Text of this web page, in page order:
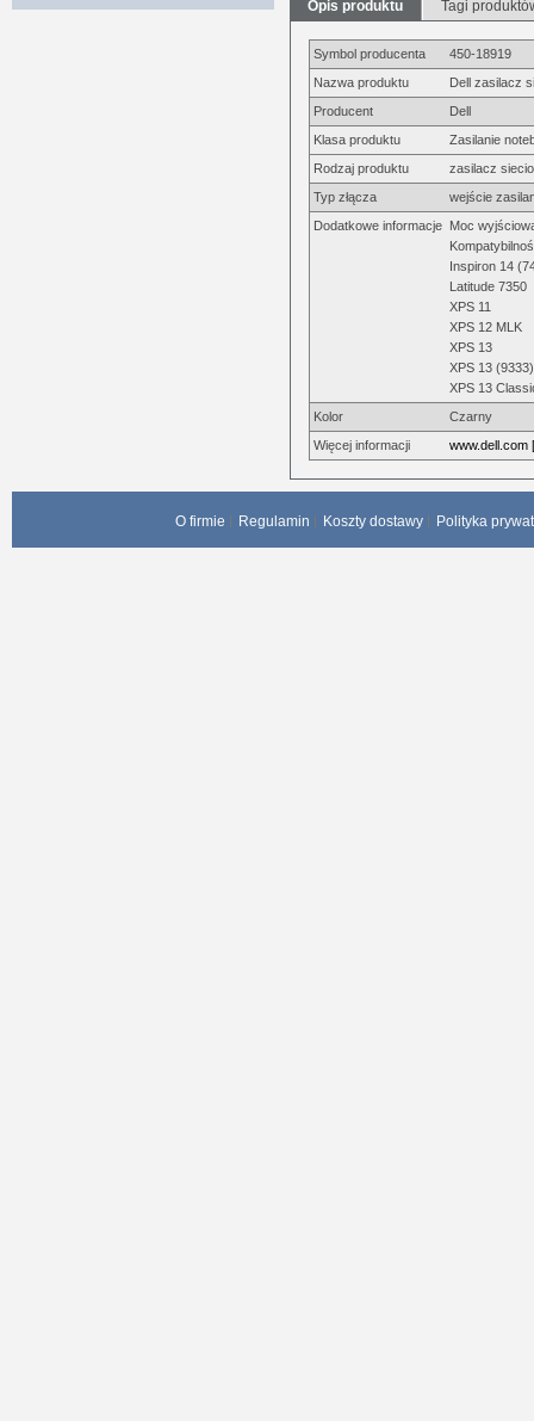
Opis produktu Tagi
Symbol producenta
450-18919
Nazwa produktu
Dell zasilacz
Producent
Dell
Klasa produktu
Zasilanie
Rodzaj produktu
zasilacz
Typ złącza
wejście
Dodatkowe informacje Moc
Inspiron 14
Latitude 7350
XPS 11
XPS 12 MLK
XPS 13
XPS 13 (9333)
XPS 13
Kolor
Czarny
Więcej informacji
www.dell.com
O firmie Regulamin Koszty dostawy Polityka